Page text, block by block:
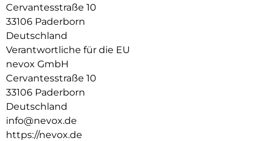
9H Härtegrad
Resistent gegen Kratzer
Fettabweisende Beschichtung
ULTRA-dünnes gehärtetes Glas aus Japan
Keine Beeinträchtigung der Touch Bedienung
Glasdicke – 0.33mm
Eckenradius – 2.5D
Cervantesstraße 10
33106 Paderborn
Deutschland
Verantwortliche für die EU
nevox GmbH
Cervantesstraße 10
33106 Paderborn
Deutschland
info@nevox.de
https://nevox.de